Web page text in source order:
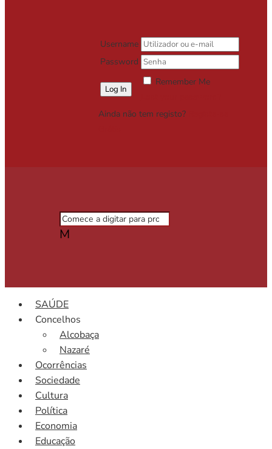
Username
Password
Remember Me
Ainda não tem registo?
M
SAÚDE
Concelhos
Alcobaça
Nazaré
Ocorrências
Sociedade
Cultura
Política
Economia
Educação